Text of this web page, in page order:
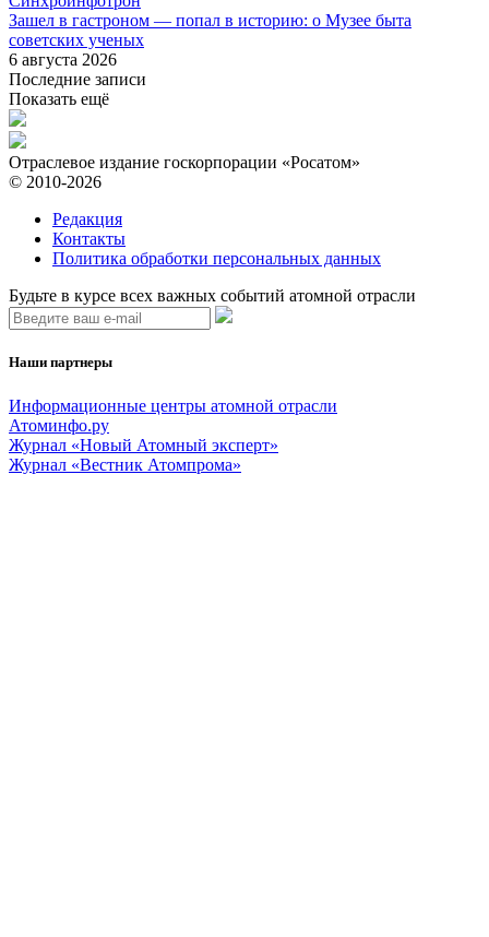
Зашел в гастроном — попал в историю: о Музее быта
советских ученых
6 августа 2026
Последние записи
Показать ещё
Отраслевое издание госкорпорации «Росатом»
© 2010-2026
Редакция
Контакты
Политика обработки персональных данных
Будьте в курсе всех важных событий атомной отрасли
Наши партнеры
Информационные центры атомной отрасли
Атоминфо.ру
Журнал «Новый Атомный эксперт»
Журнал «Вестник Атомпрома»